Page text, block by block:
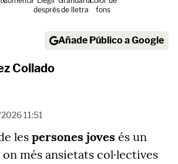
desprésde lletra
fons
Añade Público a Google
Collado
11:51
les persones joves és un
més ansietats col·lectives